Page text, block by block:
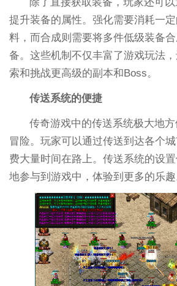
提升装备的属性。强化需要消耗一
料，而合成则需要将多件低级装备
备。这些机制不仅丰富了游戏玩法
索和挑战更高级的副本和Boss。
传送系统的便捷
传奇游戏中的传送系统极大地
冒险。玩家可以通过传送到达各个
费大量时间在路上。传送系统的设
地参与到游戏中，体验到更多的乐趣